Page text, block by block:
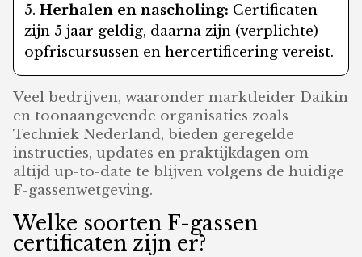
Herhalen en nascholing: Certificaten
zijn 5 jaar geldig, daarna zijn (verplichte)
opfriscursussen en hercertificering vereist.
Veel bedrijven, waaronder marktleider Daikin
en toonaangevende organisaties zoals
Techniek Nederland, bieden geregelde
instructies, updates en praktijkdagen om
altijd up-to-date te blijven volgens de huidige
F-gassenwetgeving.
Welke soorten F-gassen
certificaten zijn er?